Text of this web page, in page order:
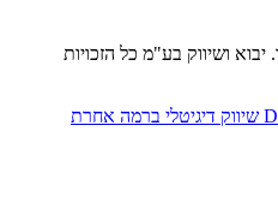
וי פארטס ק.ו. יבוא ושיווק בע"מ כל הזכויות